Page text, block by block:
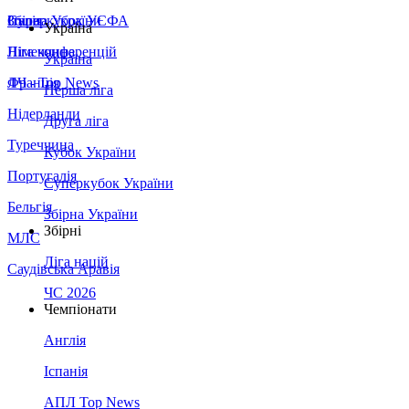
Збірна України
Італія
Німеччина
Франція
Нідерланди
Туреччина
Португалія
Бельгія
МЛС
Саудівська Аравія
Суперкубок УЄФА
Ліга конференцій
ЛЧ - Top News
Україна
Україна
Перша ліга
Друга ліга
Кубок України
Суперкубок України
Збірна України
Збірні
Ліга націй
ЧС 2026
Чемпіонати
Англія
Іспанія
АПЛ Top News